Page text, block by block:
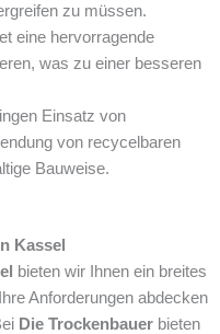
zu müssen.
eine hervorragende
was zu einer besseren
Einsatz von
von recycelbaren
Bauweise.
Kassel
bieten wir Ihnen ein breites
Anforderungen abdecken
Die Trockenbauer bieten